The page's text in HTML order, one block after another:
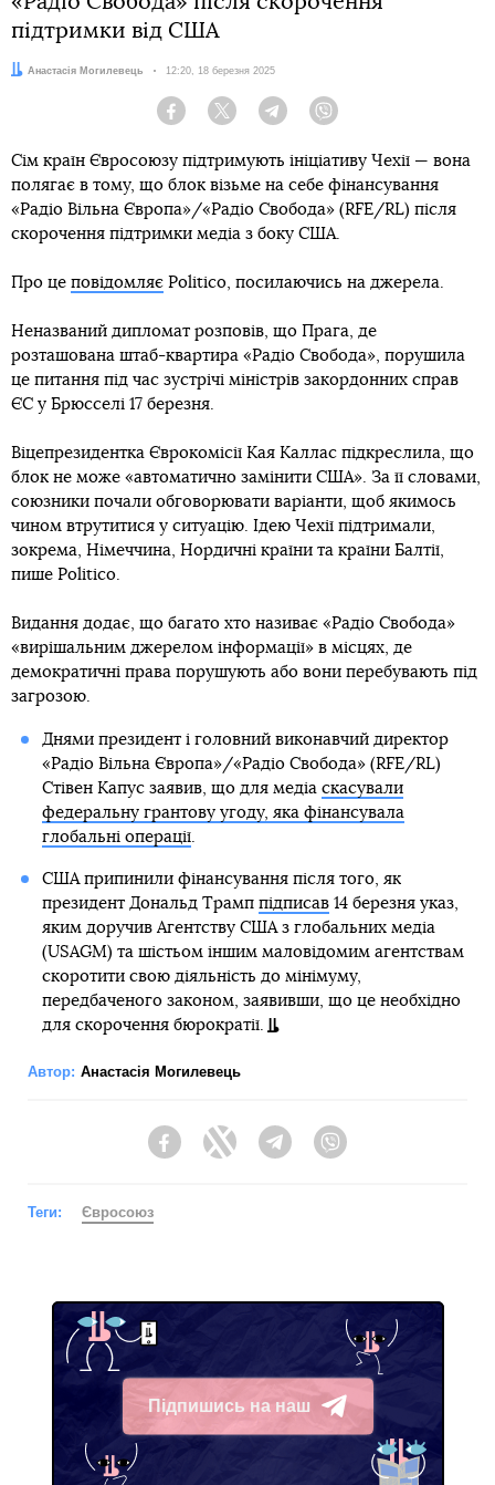
підтримки від США
Автор:
Анастасія Могилевець Дата:
12:20, 18 березня 2025
Facebook Twitter Telegram
Сім країн Євросоюзу підтримують ініціативу Чехії — вона
полягає в тому, що блок візьме на себе фінансування
«Радіо Вільна Європа»/«Радіо Свобода» (RFE/RL) після
скорочення підтримки медіа з боку США.
Про це повідомляє Politico, посилаючись на джерела.
Неназваний дипломат розповів, що Прага, де
розташована штаб-квартира «Радіо Свобода», порушила
це питання під час зустрічі міністрів закордонних справ
ЄС у Брюсселі 17 березня.
Віцепрезидентка Єврокомісії Кая Каллас підкреслила, що
блок не може «автоматично замінити США». За її словами,
союзники почали обговорювати варіанти, щоб якимось
чином втрутитися у ситуацію. Ідею Чехії підтримали,
зокрема, Німеччина, Нордичні країни та країни Балтії,
пише Politico.
Видання додає, що багато хто називає «Радіо Свобода»
«вирішальним джерелом інформації» в місцях, де
демократичні права порушують або вони перебувають під
загрозою.
Днями президент і головний виконавчий директор
«Радіо Вільна Європа»/«Радіо Свобода» (RFE/RL)
Стівен Капус заявив, що для медіа скасували
федеральну грантову угоду, яка фінансувала
глобальні операції.
США припинили фінансування після того, як
президент Дональд Трамп підписав14 березня указ,
яким доручив Агентству США з глобальних медіа
(USAGM) та шістьом іншим маловідомим агентствам
скоротити свою діяльність до мінімуму,
передбаченого законом, заявивши, що це необхідно
для скорочення бюрократії.
Автор: Анастасія Могилевець
FacebookTwitter Telegram
Теги: Євросоюз
Підпишись на наш
Telegram